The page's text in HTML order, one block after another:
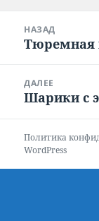
записям
НАЗАД
Предыдущая
Тюремная
ДАЛЕЕ
Следующая
Шарики с
Политика
WordPress